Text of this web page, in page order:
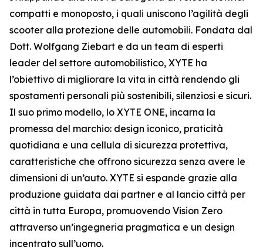
compatti e monoposto, i quali uniscono l’agilità degli
scooter alla protezione delle automobili. Fondata dal
Dott. Wolfgang Ziebart e da un team di esperti
leader del settore automobilistico, XYTE ha
l’obiettivo di migliorare la vita in città rendendo gli
spostamenti personali più sostenibili, silenziosi e sicuri.
Il suo primo modello, lo XYTE ONE, incarna la
promessa del marchio: design iconico, praticità
quotidiana e una cellula di sicurezza protettiva,
caratteristiche che offrono sicurezza senza avere le
dimensioni di un’auto. XYTE si espande grazie alla
produzione guidata dai partner e al lancio città per
città in tutta Europa, promuovendo Vision Zero
attraverso un’ingegneria pragmatica e un design
incentrato sull’uomo.